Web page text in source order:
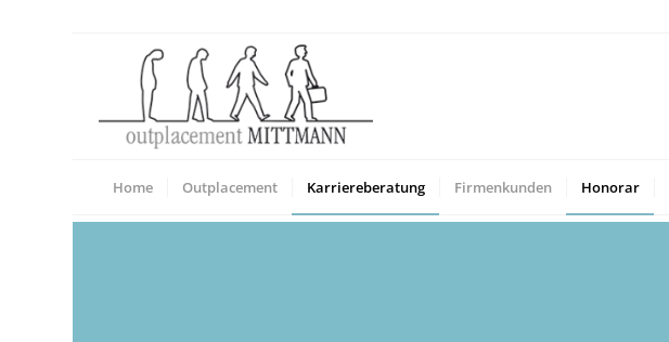
Home Outplacement Karriereberatung Firmenkunden Honorar